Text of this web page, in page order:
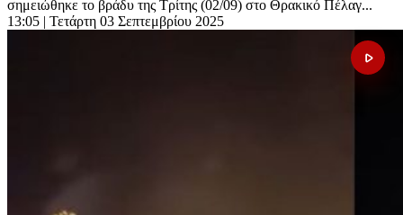
σημειώθηκε το βράδυ της Τρίτης (02/09) στο Θρακικό Πέλαγ...
13:05 | Τετάρτη 03 Σεπτεμβρίου 2025